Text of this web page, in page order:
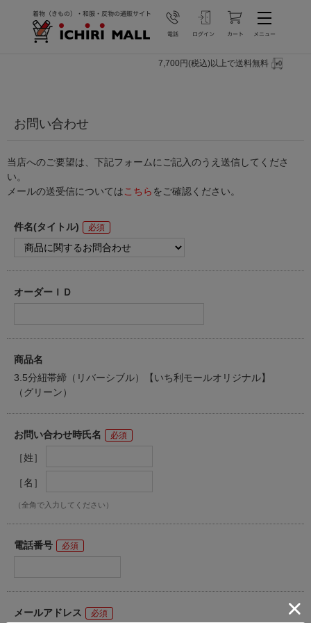
7,700円(税込)以上で送料無料
お問い合わせ
当店へのご要望は、下記フォームにご記入のうえ送信してくださ
い。
メールの送受信については こちら をご確認ください。
件名(タイトル)
オーダーＩＤ
商品名
3.5分紐帯締（リバーシブル）【いち利モールオリジナル】
（グリーン）
お問い合わせ時氏名
［姓］
［名］
（全角で入力してください）
電話番号
メールアドレス